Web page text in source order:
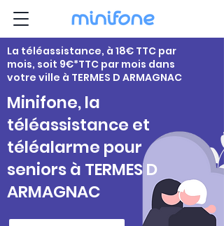
La téléassistance, à 18€ TTC par
mois, soit 9€*TTC par mois dans
votre ville à TERMES D ARMAGNAC
Minifone, la
téléassistance et
téléalarme pour
seniors à TERMES D
ARMAGNAC